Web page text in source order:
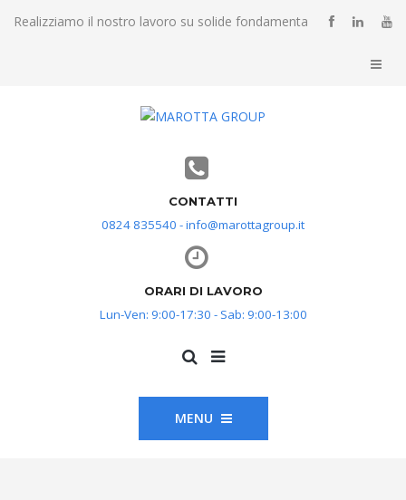
Realizziamo il nostro lavoro su solide fondamenta
CONTATTI
0824 835540 - info@marottagroup.it
ORARI DI LAVORO
Lun-Ven: 9:00-17:30 - Sab: 9:00-13:00
MENU